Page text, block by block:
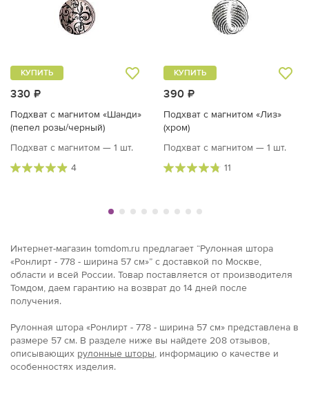
330 ₽
КУПИТЬ
Подхват с магнитом «Шанди»
(пепел розы/черный)
Подхват с магнитом — 1 шт.
4
390 ₽
КУПИТЬ
Подхват с магнитом «Лиз»
(хром)
Подхват с магнитом — 1 шт.
11
Интернет-магазин tomdom.ru предлагает “Рулонная штора
«Ронлирт - 778 - ширина 57 см»” с доставкой по Москве,
области и всей России. Товар поставляется от производителя
Томдом, даем гарантию на возврат до 14 дней после
получения.
Рулонная штора «Ронлирт - 778 - ширина 57 см» представлена в
размерe 57 см. В разделе ниже вы найдете 208 отзывов,
описывающих рулонные шторы, информацию о качестве и
особенностях изделия.